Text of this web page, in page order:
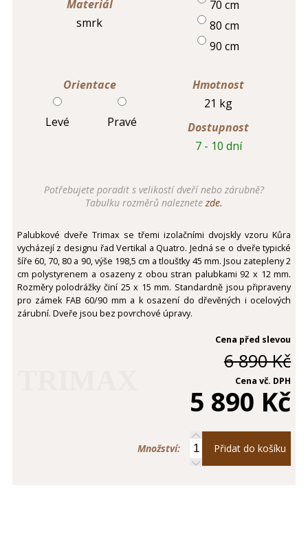
Materiál
smrk
70 cm
80 cm
90 cm
Orientace
Levé Pravé
Hmotnost
21 kg
Dostupnost
7 - 10 dní
Potřebujete poradit s velikostí dveří nebo zárubně?
Tabulku rozměrů naleznetezde.
Palubkové dveře Trimax se třemi izolačními dvojskly vzoru Kůra
vycházejí z designu řad Vertikal a Quatro. Jedná se o dveře typické
šíře 60, 70, 80 a 90, výše 198,5 cm a tloušťky 45 mm. Jsou zatepleny 2
cm polystyrenem a osazeny z obou stran palubkami 92 x 12 mm.
Rozměry polodrážky činí 25 x 15 mm. Standardně jsou připraveny
pro zámek FAB 60/90 mm a k osazení do dřevěných i ocelových
zárubní. Dveře jsou bez povrchové úpravy.
Cena před slevou
6 890 Kč
Cena vč. DPH
5 890 Kč
Množství: Přidat do košíku